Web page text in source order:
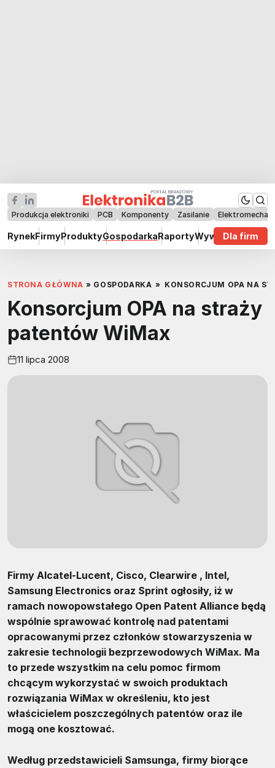
Produkcja elektroniki PCB Komponenty Zasilanie
RynekFirmyProduktyGospodarkaRaportyWywiadyDla firm
STRONA GŁÓWNA » GOSPODARKA » KONSORCJUM OPA NA
Konsorcjum OPA na straży
patentów WiMax
11 lipca 2008
Firmy Alcatel-Lucent, Cisco, Clearwire , Intel,
Samsung Electronics oraz Sprint ogłosiły, iż w
ramach nowopowstałego Open Patent Alliance będą
wspólnie sprawować kontrolę nad patentami
opracowanymi przez członków stowarzyszenia w
zakresie technologii bezprzewodowych WiMax. Ma
to przede wszystkim na celu pomoc firmom
chcącym wykorzystać w swoich produktach
rozwiązania WiMax w określeniu, kto jest
właścicielem poszczególnych patentów oraz ile
mogą one kosztować.
Według przedstawicieli Samsunga, firmy biorące